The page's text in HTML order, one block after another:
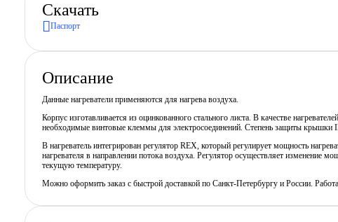
Скачать
Паспорт
Описание
Данные нагреватели применяются для нагрева воздуха.
Корпус изготавливается из оцинкованного стального листа. В качестве
необходимые винтовые клеммы для электросоединений. Степень защиты крышки
В нагреватель интегрирован регулятор REX, который регулирует мощность
нагревателя в направлении потока воздуха. Регулятор осуществляет изменение
текущую температуру.
Можно оформить заказ с быстрой доставкой по Санкт-Петербургу и России.